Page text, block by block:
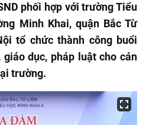
phối hợp với trường Tiểu
Minh Khai, quận Bắc Từ
tổ chức thành công buổi
dục, pháp luật cho cán
trường.